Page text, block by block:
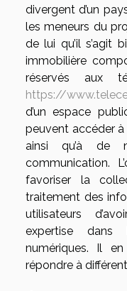
divergent d’un
les meneurs du
de lui qu’il s’agit
immobilière
réservés aux
https://
d’un espace
peuvent accéder à
ainsi qu’à de
communication.
favoriser la
traitement des
utilisateurs
expertise dans
numériques. Il
répondre à